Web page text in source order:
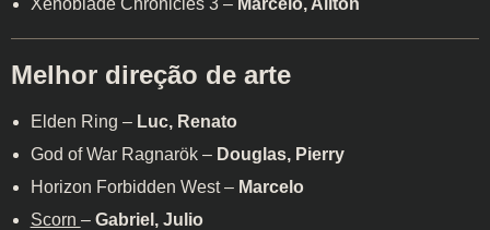
Melhor direção de arte
Elden Ring – Luc, Renato
God of War Ragnarök – Douglas, Pierry
Horizon Forbidden West – Marcelo
Scorn – Gabriel, Julio